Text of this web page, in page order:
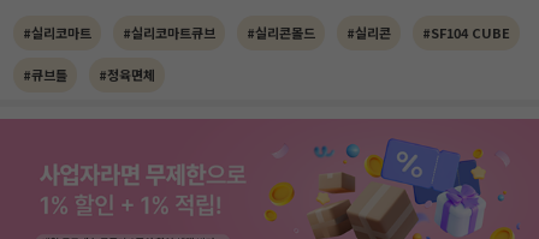
#실리코마트 #실리코마트큐브 #실리콘몰드 #실리콘 #SF104 CUBE
#큐브틀 #정육면체